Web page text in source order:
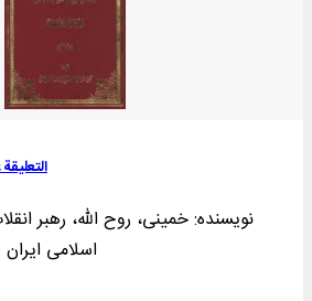
نویسنده: خمینی‌، روح الله، رهبر
اسلامی